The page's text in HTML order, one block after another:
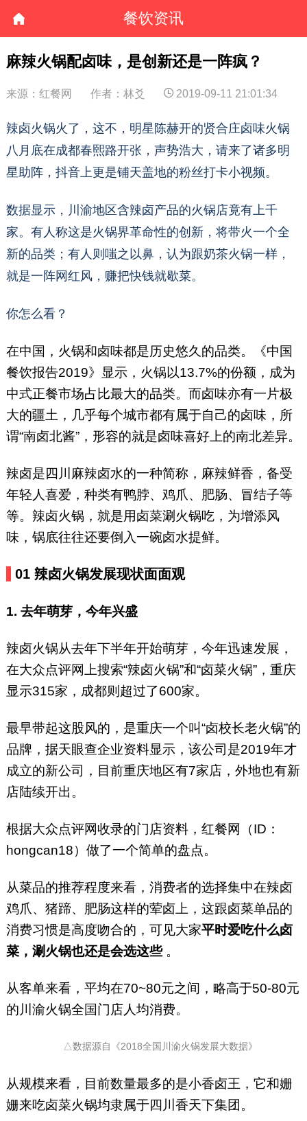
餐饮资讯
麻辣火锅配卤味，是创新还是一阵疯？
来源：红餐网 作者：林爻 2019-09-11 21:01:34
辣卤火锅火了，这不，明星陈赫开的贤合庄卤味火锅
八月底在成都春熙路开张，声势浩大，请来了诸多明
星助阵，抖音上更是铺天盖地的粉丝打卡小视频。
数据显示，川渝地区含辣卤产品的火锅店竟有上千
家。有人称这是火锅界革命性的创新，将带火一个全
新的品类；有人则嗤之以鼻，认为跟奶茶火锅一样，
就是一阵网红风，赚把快钱就歇菜。
你怎么看？
在中国，火锅和卤味都是历史悠久的品类。《中国
餐饮报告2019》显示，火锅以13.7%的份额，成为
中式正餐市场占比最大的品类。而卤味亦有一片极
大的疆土，几乎每个城市都有属于自己的卤味，所
谓“南卤北酱”，形容的就是卤味喜好上的南北差异。
辣卤是四川麻辣卤水的一种简称，麻辣鲜香，备受
年轻人喜爱，种类有鸭脖、鸡爪、肥肠、冒结子等
等。辣卤火锅，就是用卤菜涮火锅吃，为增添风
味，锅底往往还要倒入一碗卤水提鲜。
01辣卤火锅发展现状面面观
1. 去年萌芽，今年兴盛
辣卤火锅从去年下半年开始萌芽，今年迅速发展，
在大众点评网上搜索“辣卤火锅”和“卤菜火锅”，重庆
显示315家，成都则超过了600家。
最早带起这股风的，是重庆一个叫“卤校长老火锅”的
品牌，据天眼查企业资料显示，该公司是2019年才
成立的新公司，目前重庆地区有7家店，外地也有新
店陆续开出。
根据大众点评网收录的门店资料，红餐网（ID：
hongcan18）做了一个简单的盘点。
从菜品的推荐程度来看，消费者的选择集中在辣卤
鸡爪、猪蹄、肥肠这样的荤卤上，这跟卤菜单品的
消费习惯是高度吻合的，可见大家平时爱吃什么卤
菜，涮火锅也还是会选这些 。
从客单来看，平均在70~80元之间，略高于50-80元
的川渝火锅全国门店人均消费。
△数据源自《2018全国川渝火锅发展大数据》
从规模来看，目前数量最多的是小香卤王，它和姗
姗来吃卤菜火锅均隶属于四川香天下集团。